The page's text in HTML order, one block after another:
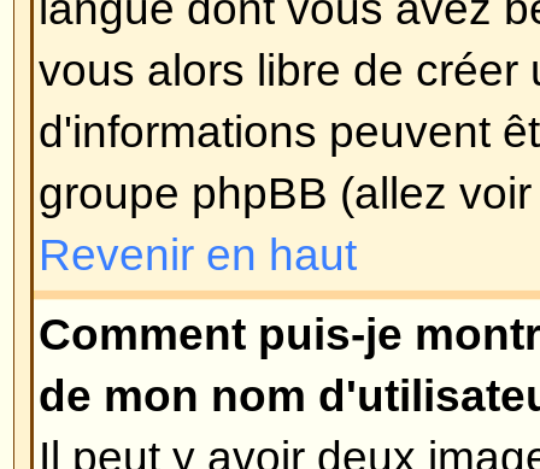
Comment puis-je éditer ou
?
A moins que vous soyez
modérateur du forum, vous
ou supprimer vos propres
éditer un message (parfois
temps après qu'il soit posté) en
Editerdu message concerné. Si
répondu à votre message, vous
morceau de texte en dessous